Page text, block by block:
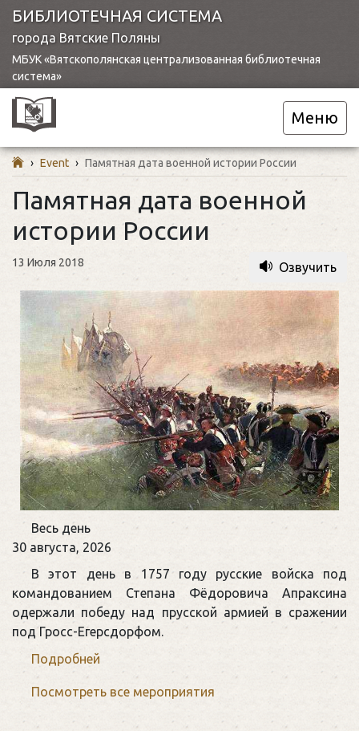
БИБЛИОТЕЧНАЯ СИСТЕМА
города Вятские Поляны
МБУК «Вятскополянская централизованная библиотечная
система»
Меню
› Event › Памятная дата военной истории России
Памятная дата военной
истории России
13 Июля 2018 Озвучить
Памятная
дата
военной
России
Весь день
30 августа, 2026
В этот день в 1757 году русские войска под
командованием Степана Фёдоровича Апраксина
одержали победу над прусской армией в сражении
под Гросс-Егерсдорфом.
Подробней
Посмотреть все мероприятия